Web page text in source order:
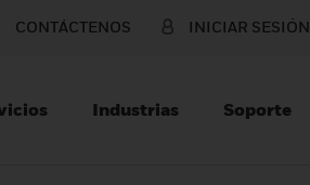
CONTÁCTENOS INICIAR SESIÓN
Industrias Soporte